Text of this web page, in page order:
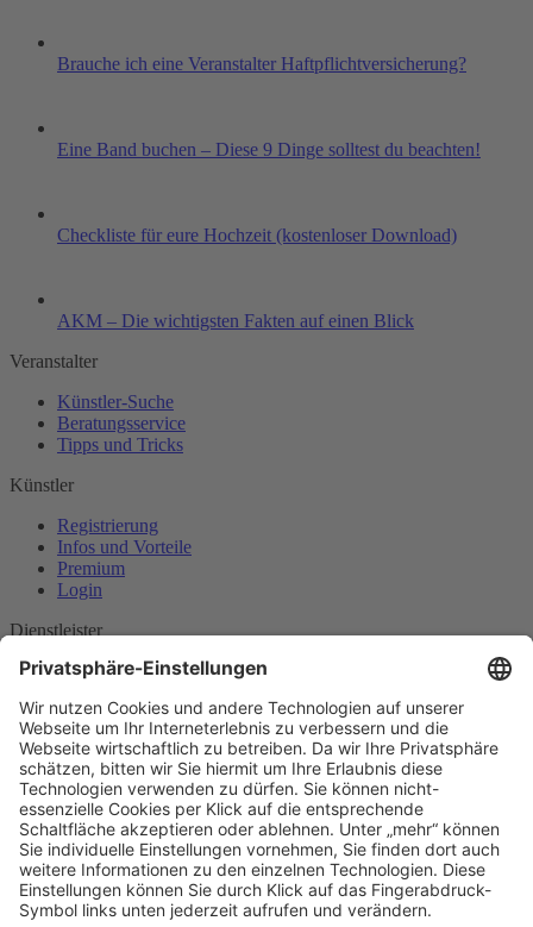
Brauche ich eine Veranstalter Haftpflichtversicherung?
Eine Band buchen – Diese 9 Dinge solltest du beachten!
Checkliste für eure Hochzeit (kostenloser Download)
AKM – Die wichtigsten Fakten auf einen Blick
Veranstalter
Künstler-Suche
Beratungsservice
Tipps und Tricks
Künstler
Registrierung
Infos und Vorteile
Premium
Login
Dienstleister
Entdecken
INFOS
Mehr Erfahren
Häufige Fragen
AGB
Kontakt & Mehr
Kontakt
Impressum